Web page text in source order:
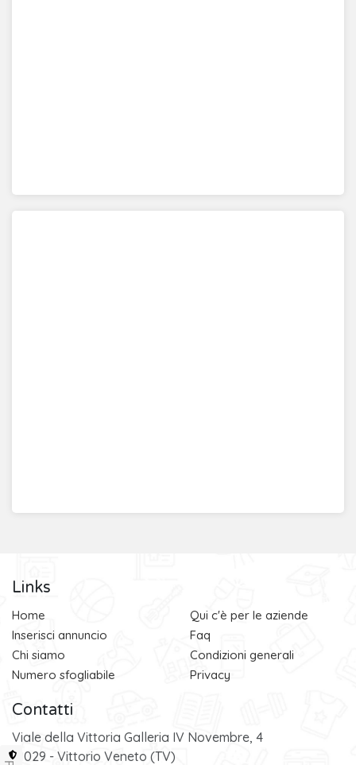
Links
Home
Inserisci annuncio
Chi siamo
Numero sfogliabile
Qui c'è per le aziende
Faq
Condizioni generali
Privacy
Contatti
Viale della Vittoria Galleria IV Novembre, 4
31029 - Vittorio Veneto (TV)